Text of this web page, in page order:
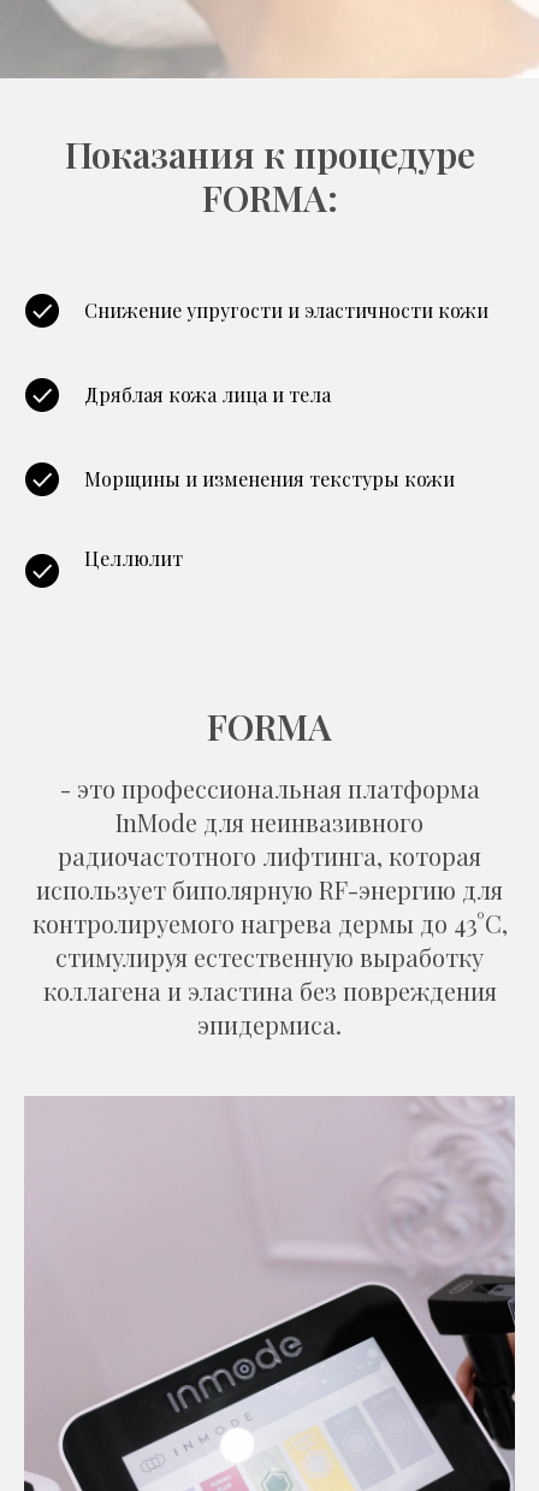
Показания к процедуре
FORMA:
Снижение упругости и эластичности кожи
Дряблая кожа лица и тела
Морщины и изменения текстуры кожи
Целлюлит
FORMA
- это профессиональная платформа
InMode для неинвазивного
радиочастотного лифтинга, которая
использует биполярную RF-энергию для
контролируемого нагрева дермы до 43°C,
стимулируя естественную выработку
коллагена и эластина без повреждения
эпидермиса.